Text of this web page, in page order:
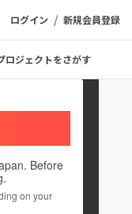
ログイン / 新規会員登録
ロジェクトをさがす
Before
on your